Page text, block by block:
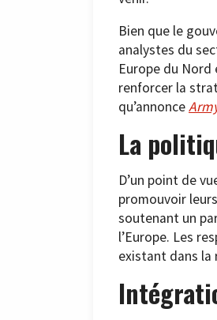
Bien que le
analystes du
Europe du Nord
renforcer la
qu’annonce
La
D’un point de
promouvoir
soutenant un
l’Europe. Les
existant dans la